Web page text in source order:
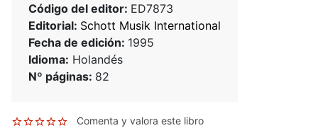
Código del editor: ED7873
Editorial: Schott Musik International
Fecha de edición: 1995
Idioma: Holandés
Nº páginas: 82
Comenta y valora este libro